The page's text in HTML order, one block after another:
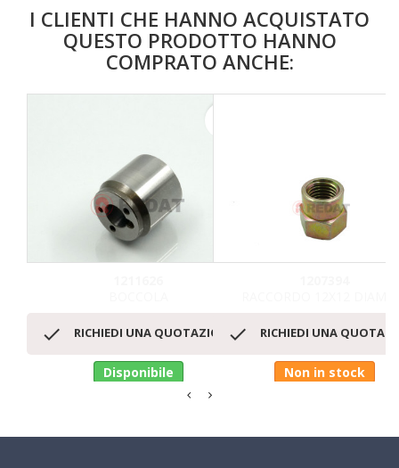
I CLIENTI CHE HANNO ACQUISTATO
QUESTO PRODOTTO HANNO
COMPRATO ANCHE:
 RICHIEDI UNA QUOTAZIONE
Disponibile
 RICHIEDI UNA
Non in stock